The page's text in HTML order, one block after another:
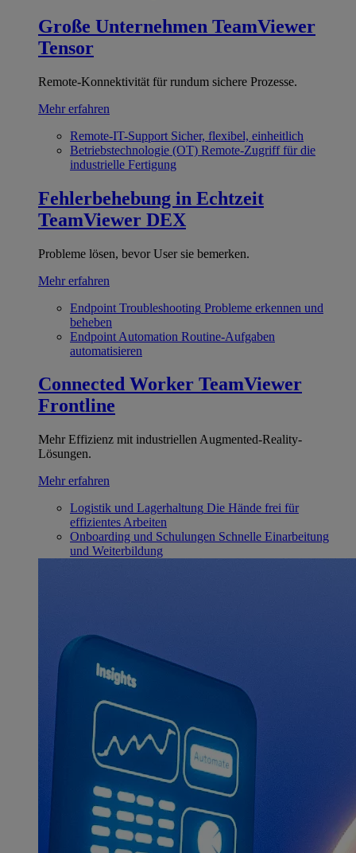
Große Unternehmen TeamViewer
Tensor
Remote-Konnektivität für rundum sichere Prozesse.
Mehr erfahren
Remote-IT-Support Sicher, flexibel, einheitlich
Betriebstechnologie (OT) Remote-Zugriff für die
industrielle Fertigung
Fehlerbehebung in Echtzeit
TeamViewer DEX
Probleme lösen, bevor User sie bemerken.
Mehr erfahren
Endpoint Troubleshooting Probleme erkennen und
beheben
Endpoint Automation Routine-Aufgaben
automatisieren
Connected Worker TeamViewer
Frontline
Mehr Effizienz mit industriellen Augmented-Reality-
Lösungen.
Mehr erfahren
Logistik und Lagerhaltung Die Hände frei für
effizientes Arbeiten
Onboarding und Schulungen Schnelle Einarbeitung
und Weiterbildung